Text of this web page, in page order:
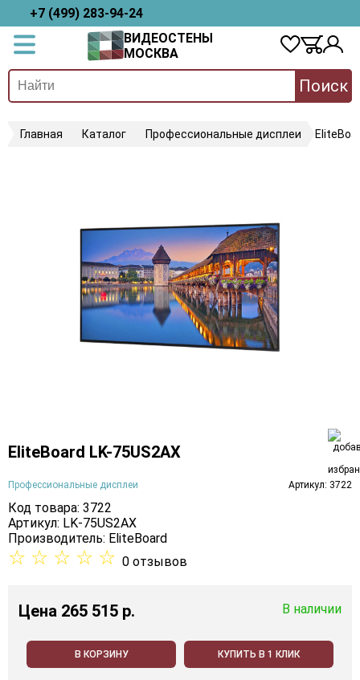
+7 (499) 283-94-24
ВИДЕОСТЕНЫ
МОСКВА
Поиск
Главная Каталог Профессиональные дисплеи
EliteBoard LK-75US2AX
Профессиональные дисплеи Артикул: 3722
Код товара: 3722
Артикул: LK-75US2AX
Производитель: EliteBoard
☆ ☆ ☆ ☆ ☆ 0 отзывов
Цена 265 515 p. В наличии
В КОРЗИНУ КУПИТЬ В 1 КЛИК